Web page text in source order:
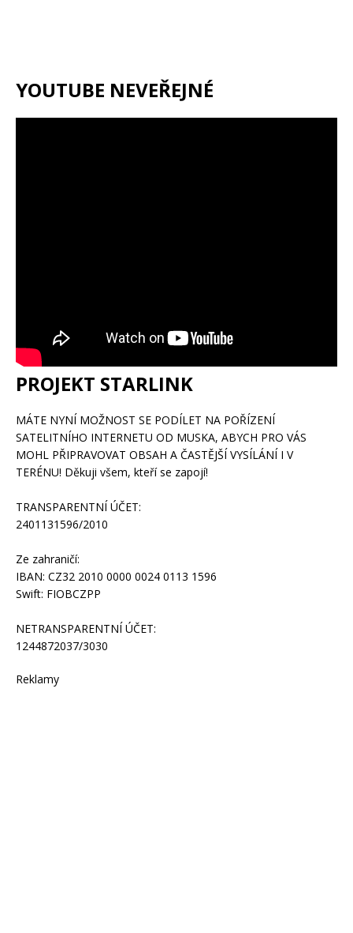
YOUTUBE NEVEŘEJNÉ
PROJEKT STARLINK
MÁTE NYNÍ MOŽNOST SE PODÍLET NA POŘÍZENÍ
SATELITNÍHO INTERNETU OD MUSKA, ABYCH PRO VÁS
MOHL PŘIPRAVOVAT OBSAH A ČASTĚJŠÍ VYSÍLÁNÍ I V
TERÉNU! Děkuji všem, kteří se zapojí!
TRANSPARENTNÍ ÚČET:
2401131596/2010
Ze zahraničí:
IBAN: CZ32 2010 0000 0024 0113 1596
Swift: FIOBCZPP
NETRANSPARENTNÍ ÚČET:
1244872037/3030
Reklamy